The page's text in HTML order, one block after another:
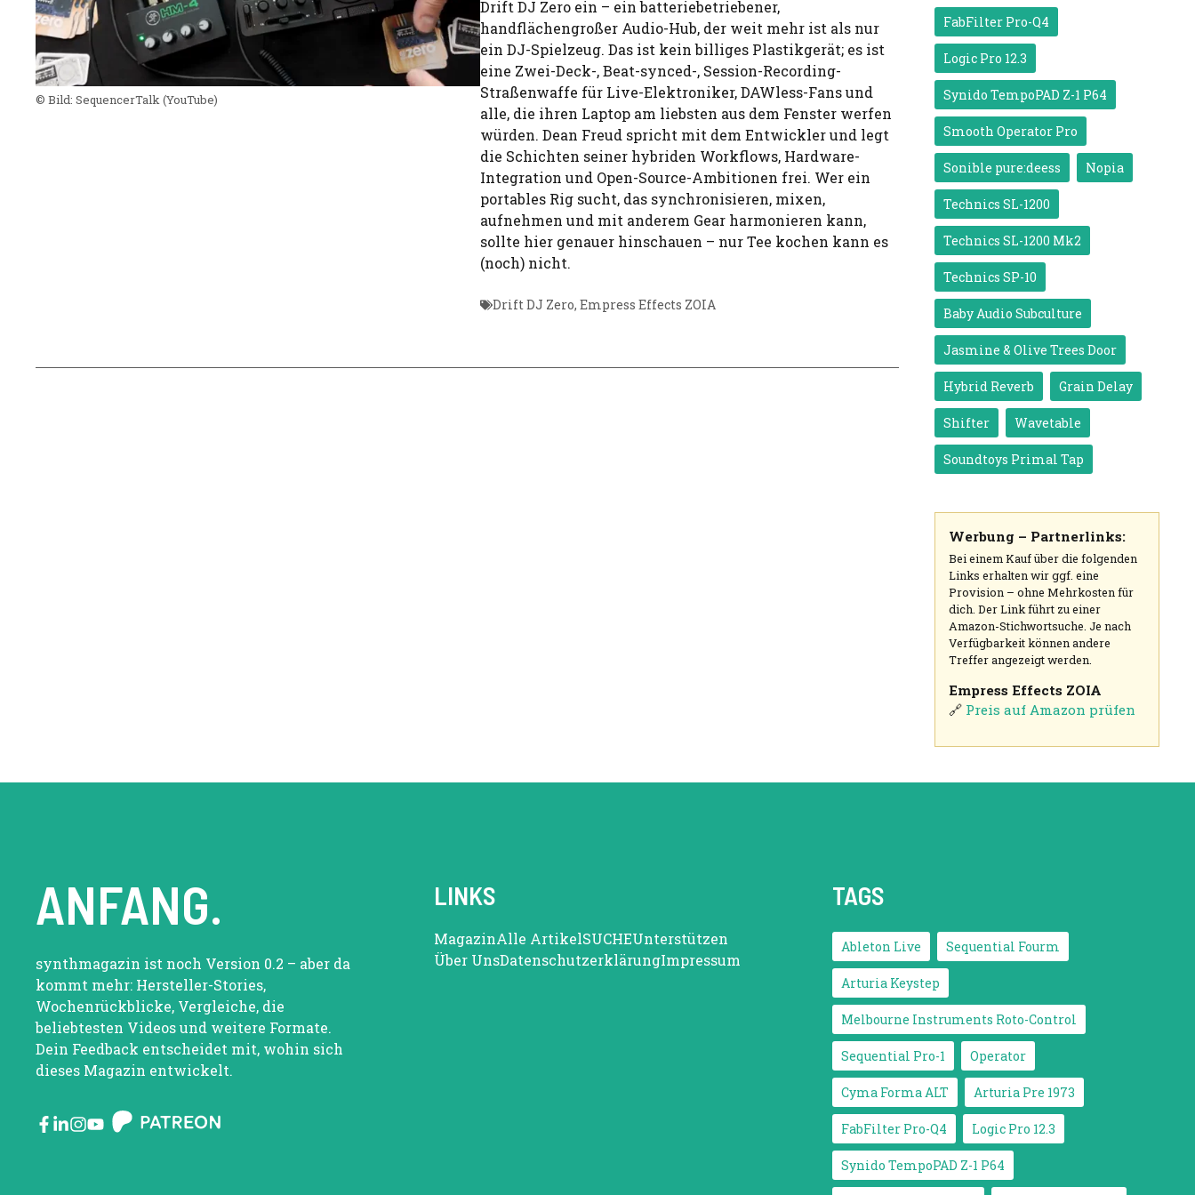
© Bild: SequencerTalk(YouTube)
Drift DJ Zero ein – ein batteriebetriebener,
handflächengroßer Audio-Hub, der weit mehr ist als nur
ein DJ-Spielzeug. Das ist kein billiges Plastikgerät; es ist
eine Zwei-Deck-, Beat-synced-, Session-Recording-
Straßenwaffe für Live-Elektroniker, DAWless-Fans und
alle, die ihren Laptop am liebsten aus dem Fenster werfen
würden. Dean Freud spricht mit dem Entwickler und legt
die Schichten seiner hybriden Workflows, Hardware-
Integration und Open-Source-Ambitionen frei. Wer ein
portables Rig sucht, das synchronisieren, mixen,
aufnehmen und mit anderem Gear harmonieren kann,
sollte hier genauer hinschauen – nur Tee kochen kann es
(noch) nicht.
Drift DJ Zero, Empress Effects ZOIA
FabFilter Pro-Q4
Logic Pro 12.3
Synido TempoPAD Z-1 P64
Smooth Operator Pro
Sonible pure:deess Nopia
Technics SL-1200
Technics SL-1200 Mk2
Technics SP-10
Baby Audio Subculture
Jasmine & Olive Trees Door
Hybrid Reverb Grain Delay
Shifter Wavetable
Soundtoys Primal Tap
Werbung – Partnerlinks:
Bei einem Kauf über die folgenden
Links erhalten wir ggf. eine
Provision – ohne Mehrkosten für
dich. Der Link führt zu einer
Amazon-Stichwortsuche. Je nach
Verfügbarkeit können andere
Treffer angezeigt werden.
Empress Effects ZOIA
🔗 Preis auf Amazon prüfen
ANFANG.
synthmagazin ist noch Version 0.2 – aber da
kommt mehr: Hersteller-Stories,
Wochenrückblicke, Vergleiche, die
beliebtesten Videos und weitere Formate.
Dein Feedback entscheidet mit, wohin sich
dieses Magazin entwickelt.
LINKS
MagazinAlle ArtikelSUCHEUnterstützen
Über UnsDatenschutzerklärungImpressum
TAGS
Ableton Live Sequential Fourm
Arturia Keystep
Melbourne Instruments Roto-Control
Sequential Pro-1 Operator
Cyma Forma ALT Arturia Pre 1973
FabFilter Pro-Q4 Logic Pro 12.3
Synido TempoPAD Z-1 P64